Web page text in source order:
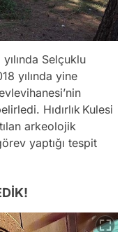
Selçuklu
yılında yine
Hıdırlık Kulesi
arkeolojik
yaptığı tespit